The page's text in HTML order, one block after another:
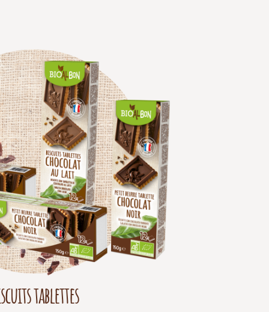
tablettes